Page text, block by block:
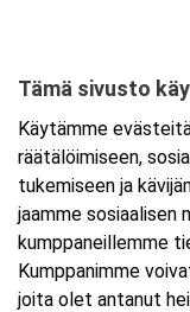
Tarkempi kartta ja
Tämä sivusto
Käytämme
räätälöimiseen,
tukemiseen ja
jaamme sosiaalisen
kumppaneillemme
Kumppanimme
joita olet antanut